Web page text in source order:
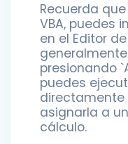
Recuerda
VBA, puedes
en el Editor
presionando
puedes
directamente
asignarla a
cálculo.